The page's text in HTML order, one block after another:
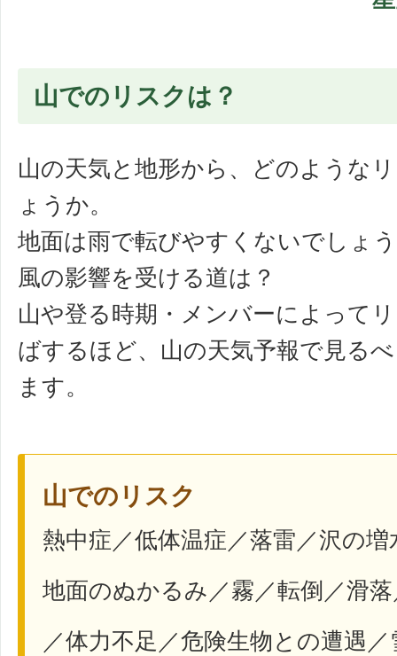
山でのリスクは？
山の天気と地形から、どのような
ょうか。
地面は雨で転びやすくないでしょ
風の影響を受ける道は？
山や登る時期・メンバーによって
ばするほど、山の天気予報で見る
ます。
山でのリスク
熱中症／低体温症／落雷／沢の
地面のぬかるみ／霧／転倒／滑
／体力不足／危険生物との遭遇